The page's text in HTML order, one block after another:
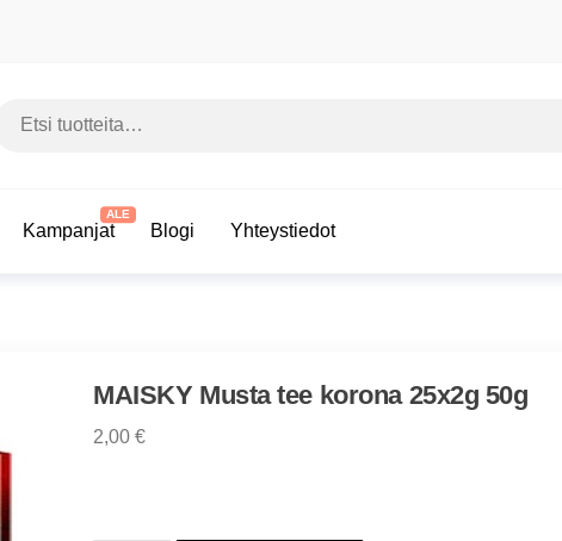
Etsi:
Kampanjat Blogi Yhteystiedot
MAISKY Musta tee korona 25x2g 50g
2,00€